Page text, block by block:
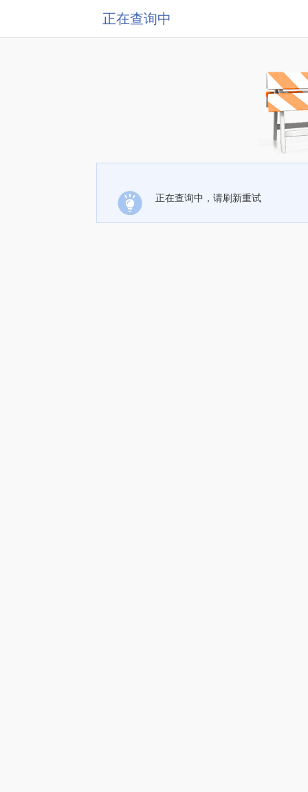
正在查询中
正在查询中，请刷新重试